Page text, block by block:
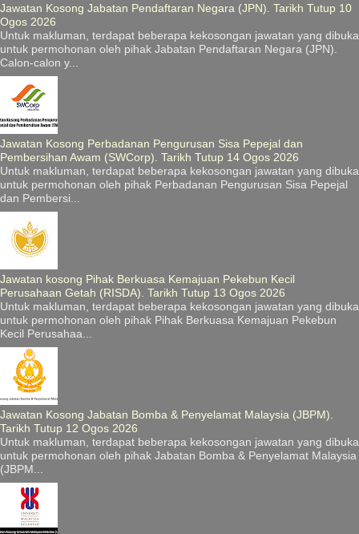
Jawatan Kosong Jabatan Pendaftaran Negara (JPN). Tarikh Tutup 10
Ogos 2026
Untuk makluman, terdapat beberapa kekosongan jawatan yang dibuka
untuk permohonan oleh pihak Jabatan Pendaftaran Negara (JPN).
Calon-calon y...
Jawatan Kosong Perbadanan Pengurusan Sisa Pepejal dan
Pembersihan Awam (SWCorp). Tarikh Tutup 14 Ogos 2026
Untuk makluman, terdapat beberapa kekosongan jawatan yang dibuka
untuk permohonan oleh pihak Perbadanan Pengurusan Sisa Pepejal
dan Pembersi...
Jawatan kosong Pihak Berkuasa Kemajuan Pekebun Kecil
Perusahaan Getah (RISDA). Tarikh Tutup 13 Ogos 2026
Untuk makluman, terdapat beberapa kekosongan jawatan yang dibuka
untuk permohonan oleh pihak Pihak Berkuasa Kemajuan Pekebun
Kecil Perusahaa...
Jawatan Kosong Jabatan Bomba & Penyelamat Malaysia (JBPM).
Tarikh Tutup 12 Ogos 2026
Untuk makluman, terdapat beberapa kekosongan jawatan yang dibuka
untuk permohonan oleh pihak Jabatan Bomba & Penyelamat Malaysia
(JBPM...